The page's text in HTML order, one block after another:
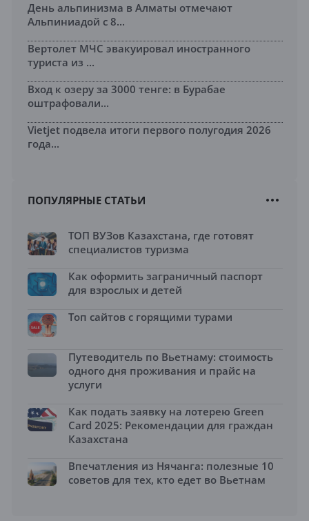
День альпинизма в Алматы отмечают
Альпиниадой с 8...
Вертолет МЧС эвакуировал иностранного
туриста из ...
Вход к озеру за 3000 тенге: в Бурабае
оштрафовали...
Vietjet подвела итоги первого полугодия 2026
года...
ПОПУЛЯРНЫЕ СТАТЬИ
ТОП ВУЗов Казахстана, где готовят
специалистов туризма
Как оформить заграничный паспорт
для взрослых и детей
Топ сайтов с горящими турами
Путеводитель по Вьетнаму: стоимость
одного дня проживания и прайс на
услуги
Как подать заявку на лотерею Green
Card 2025: Рекомендации для граждан
Казахстана
Впечатления из Нячанга: полезные 10
советов для тех, кто едет во Вьетнам